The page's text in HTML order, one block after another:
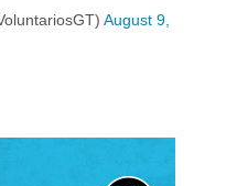
August 9,